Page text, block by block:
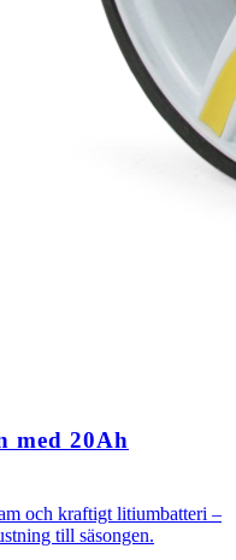
med 20Ah
och kraftigt litiumbatteri –
till säsongen.